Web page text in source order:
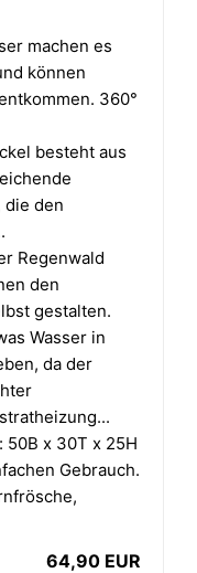
machen es
können
360°
besteht aus
die den
Regenwald
den
gestalten.
Wasser in
da der
50B x 30T x 25H
Gebrauch.
64,90 EUR